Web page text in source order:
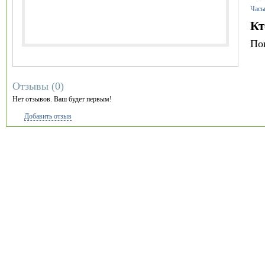
Отзывы (0)
Нет отзывов. Ваш будет первым!
Добавить отзыв